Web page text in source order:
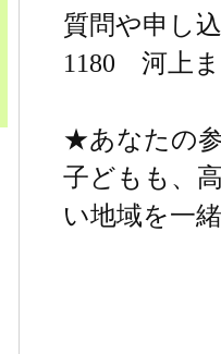
質問や申し
1180 河上
★あなたの
子どもも、
い地域を一